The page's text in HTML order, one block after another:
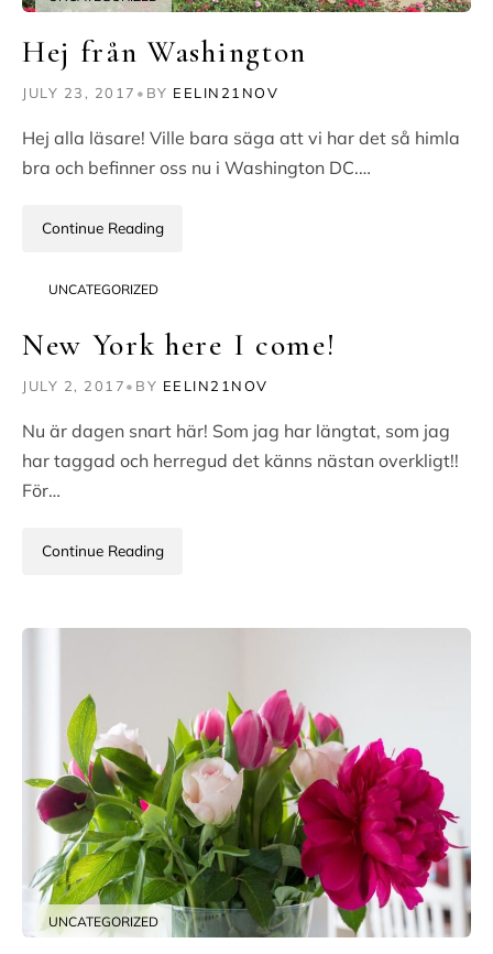
Hej från Washington
JULY 23, 2017 • BY EELIN21NOV
Hej alla läsare! Ville bara säga att vi har det så himla
bra och befinner oss nu i Washington DC.…
Continue Reading
UNCATEGORIZED
New York here I come!
JULY 2, 2017• BY EELIN21NOV
Nu är dagen snart här! Som jag har längtat, som jag
har taggad och herregud det känns nästan overkligt!!
För…
Continue Reading
UNCATEGORIZED